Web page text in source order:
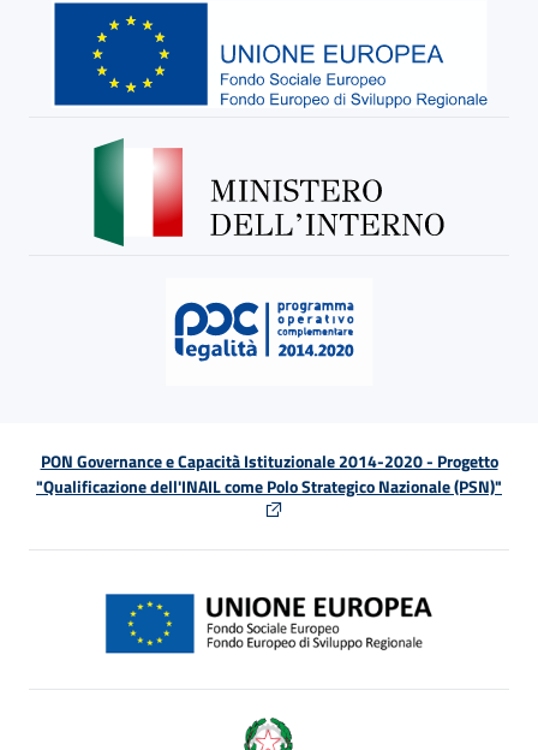
PON Governance e Capacità Istituzionale 2014-2020 - Progetto
"Qualificazione dell'INAIL come Polo Strategico Nazionale (PSN)"